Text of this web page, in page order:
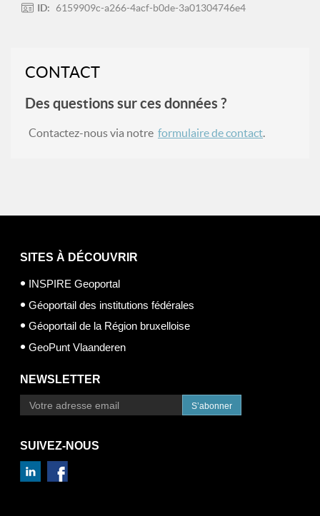
ID:
6159909c-a266-4acf-b0de-3a01304746e4
CONTACT
Des questions sur ces données ?
Contactez-nous via notre formulaire de contact.
SITES À DÉCOUVRIR
INSPIRE Geoportal
Géoportail des institutions fédérales
Géoportail de la Région bruxelloise
GeoPunt Vlaanderen
NEWSLETTER
S’abonner
SUIVEZ-NOUS